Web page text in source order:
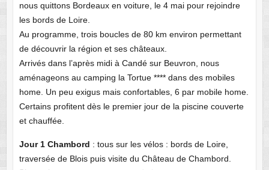
nous quittons Bordeaux en voiture, le 4 mai pour rejoindre
les bords de Loire.
Au programme, trois boucles de 80 km environ permettant
de découvrir la région et ses châteaux.
Arrivés dans l’après midi à Candé sur Beuvron, nous
aménageons au camping la Tortue **** dans des mobiles
home. Un peu exigus mais confortables, 6 par mobile home.
Certains profitent dès le premier jour de la piscine couverte
et chauffée.
Jour 1 Chambord : tous sur les vélos : bords de Loire,
traversée de Blois puis visite du Château de Chambord.